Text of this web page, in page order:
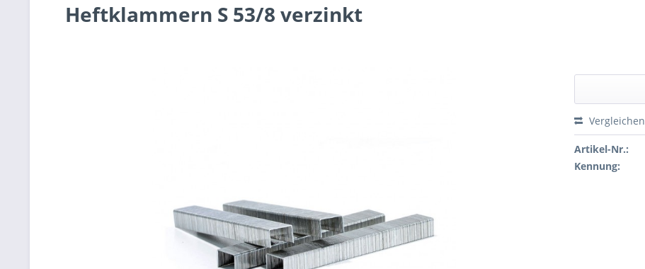
Heftklammern S 53/8 verzinkt
Vergleichen
Artikel-Nr.:
Kennung: